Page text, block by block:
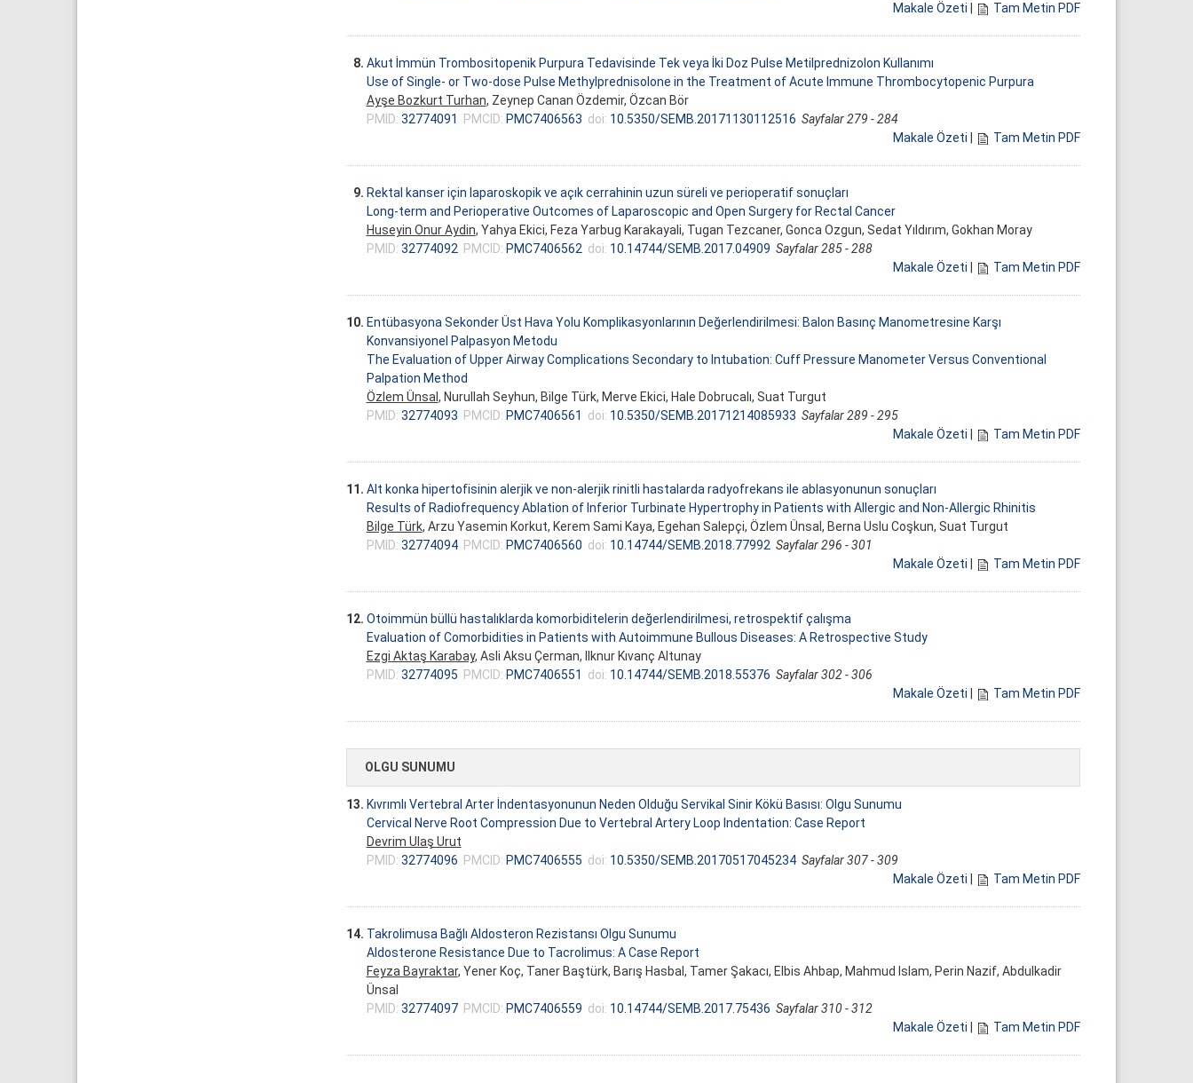
Makale Özeti
Tam Metin PDF
8. Akut İmmün Trombositopenik Purpura Tedavisinde Tek veya İki Doz Pulse Metilprednizolon Kullanımı
Use of Single- or Two-dose Pulse Methylprednisolone in the Treatment of Acute Immune Thrombocytopenic Purpura
Ayşe Bozkurt Turhan, Zeynep Canan Özdemir, Özcan Bör
PMID: 32774091 PMCID: PMC7406563 doi: 10.5350/SEMB.20171130112516 Sayfalar 279 - 284
Makale Özeti
Tam Metin PDF
9. Rektal kanser için laparoskopik ve açık cerrahinin uzun süreli ve perioperatif sonuçları
Long-term and Perioperative Outcomes of Laparoscopic and Open Surgery for Rectal Cancer
Huseyin Onur Aydin, Yahya Ekici, Feza Yarbug Karakayali, Tugan Tezcaner, Gonca Ozgun, Sedat Yıldırım, Gokhan Moray
PMID: 32774092 PMCID: PMC7406562 doi: 10.14744/SEMB.2017.04909 Sayfalar 285 - 288
Makale Özeti
Tam Metin PDF
10. Entübasyona Sekonder Üst Hava Yolu Komplikasyonlarının Değerlendirilmesi: Balon Basınç Manometresine Karşı
Konvansiyonel Palpasyon Metodu
The Evaluation of Upper Airway Complications Secondary to Intubation: Cuff Pressure Manometer Versus Conventional
Palpation Method
Özlem Ünsal, Nurullah Seyhun, Bilge Türk, Merve Ekici, Hale Dobrucalı, Suat Turgut
PMID: 32774093 PMCID: PMC7406561 doi: 10.5350/SEMB.20171214085933 Sayfalar 289 - 295
Makale Özeti
Tam Metin PDF
11. Alt konka hipertofisinin alerjik ve non-alerjik rinitli hastalarda radyofrekans ile ablasyonunun sonuçları
Results of Radiofrequency Ablation of Inferior Turbinate Hypertrophy in Patients with Allergic and Non-Allergic Rhinitis
Bilge Türk, Arzu Yasemin Korkut, Kerem Sami Kaya, Egehan Salepçi, Özlem Ünsal, Berna Uslu Coşkun, Suat Turgut
PMID: 32774094 PMCID: PMC7406560 doi: 10.14744/SEMB.2018.77992 Sayfalar 296 - 301
Makale Özeti
Tam Metin PDF
12. Otoimmün büllü hastalıklarda komorbiditelerin değerlendirilmesi, retrospektif çalışma
Evaluation of Comorbidities in Patients with Autoimmune Bullous Diseases: A Retrospective Study
Ezgi Aktaş Karabay, Asli Aksu Çerman, Ilknur Kıvanç Altunay
PMID: 32774095 PMCID: PMC7406551 doi: 10.14744/SEMB.2018.55376 Sayfalar 302 - 306
Makale Özeti
Tam Metin PDF
OLGU SUNUMU
13. Kıvrımlı Vertebral Arter İndentasyonunun Neden Olduğu Servikal Sinir Kökü Basısı: Olgu Sunumu
Cervical Nerve Root Compression Due to Vertebral Artery Loop Indentation: Case Report
Devrim Ulaş Urut
PMID: 32774096 PMCID: PMC7406555 doi: 10.5350/SEMB.20170517045234 Sayfalar 307 - 309
Makale Özeti
Tam Metin PDF
14. Takrolimusa Bağlı Aldosteron Rezistansı Olgu Sunumu
Aldosterone Resistance Due to Tacrolimus: A Case Report
Feyza Bayraktar, Yener Koç, Taner Baştürk, Barış Hasbal, Tamer Şakacı, Elbis Ahbap, Mahmud Islam, Perin Nazif, Abdulkadir
Ünsal
PMID: 32774097 PMCID: PMC7406559 doi: 10.14744/SEMB.2017.75436 Sayfalar 310 - 312
Makale Özeti
Tam Metin PDF